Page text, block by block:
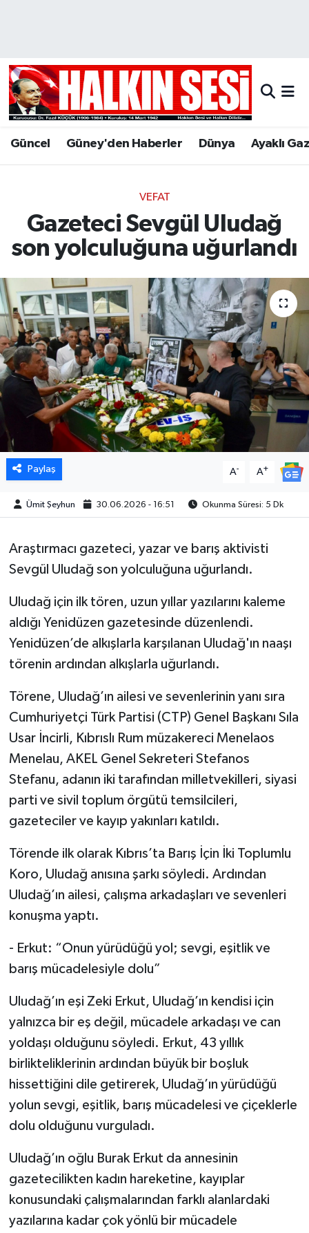
Güncel Güney'den Haberler Dünya Ayaklı
VEFAT
Gazeteci Sevgül Uludağ
son yolculuğuna uğurlandı
Paylaş A- A+
Ümit Şeyhun 30.06.2026 - 16:51 Okunma Süresi: 5 Dk
Araştırmacı gazeteci, yazar ve barış aktivisti
Sevgül Uludağ son yolculuğuna uğurlandı.
Uludağ için ilk tören, uzun yıllar yazılarını kaleme
aldığı Yenidüzen gazetesinde düzenlendi.
Yenidüzen’de alkışlarla karşılanan Uludağ'ın naaşı
törenin ardından alkışlarla uğurlandı.
Törene, Uludağ’ın ailesi ve sevenlerinin yanı sıra
Cumhuriyetçi Türk Partisi (CTP) Genel Başkanı Sıla
Usar İncirli, Kıbrıslı Rum müzakereci Menelaos
Menelau, AKEL Genel Sekreteri Stefanos
Stefanu, adanın iki tarafından milletvekilleri, siyasi
parti ve sivil toplum örgütü temsilcileri,
gazeteciler ve kayıp yakınları katıldı.
Törende ilk olarak Kıbrıs’ta Barış İçin İki Toplumlu
Koro, Uludağ anısına şarkı söyledi. Ardından
Uludağ’ın ailesi, çalışma arkadaşları ve sevenleri
konuşma yaptı.
- Erkut: “Onun yürüdüğü yol; sevgi, eşitlik ve
barış mücadelesiyle dolu”
Uludağ’ın eşi Zeki Erkut, Uludağ’ın kendisi için
yalnızca bir eş değil, mücadele arkadaşı ve can
yoldaşı olduğunu söyledi. Erkut, 43 yıllık
birlikteliklerinin ardından büyük bir boşluk
hissettiğini dile getirerek, Uludağ’ın yürüdüğü
yolun sevgi, eşitlik, barış mücadelesi ve çiçeklerle
dolu olduğunu vurguladı.
Uludağ’ın oğlu Burak Erkut da annesinin
gazetecilikten kadın hareketine, kayıplar
konusundaki çalışmalarından farklı alanlardaki
yazılarına kadar çok yönlü bir mücadele
Hava Durumu
Trafik Durumu
Son Dakika Haberleri
Haber Arşivi